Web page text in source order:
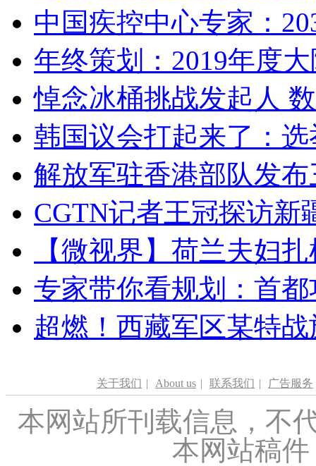
中国疾控中心专家：
年终策划：2019年度
悼念冰桶挑战发起人
韩国议会打起来了：
解放军驻香港部队发
CGTN记者王冠探访新
【微视界】荷兰夫妇
专家带你看规划：首
超燃！西藏军区某特
关于我们 | About us | 联系我们 | 广告服务
本网站所刊载信息，不
本网站稿